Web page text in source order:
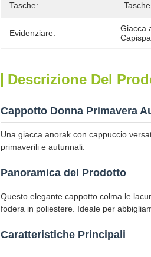
Tasche:
Evidenziare: Giacca
Descrizione Del
Cappotto Donna Primavera
Una giacca anorak con cappuccio
primaverili e autunnali.
Panoramica del Prodotto
Questo elegante cappotto colma le
fodera in poliestere. Ideale per
Caratteristiche Principali